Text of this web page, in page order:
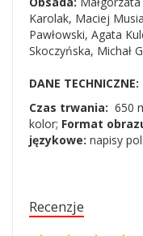
Karolak, Maciej
Pawłowski, Agata
Skoczyńska, Michał
DANE TECHNICZNE:
Czas trwania: 650
kolor; Format
językowe: napisy
Recenzje